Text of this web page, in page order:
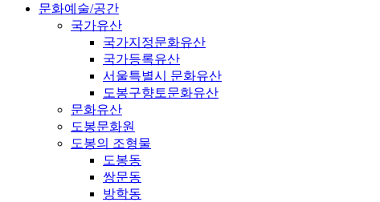
문화예술/공간
국가유산
국가지정문화유산
국가등록유산
서울특별시 문화유산
도봉구향토문화유산
문화유산
도봉문화원
도봉의 조형물
도봉동
쌍문동
방학동